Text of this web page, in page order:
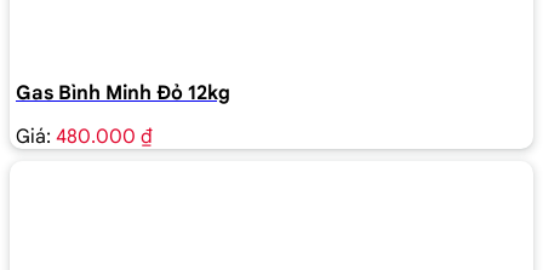
Gas Bình Minh Đỏ 12kg
Giá: 480.000 ₫